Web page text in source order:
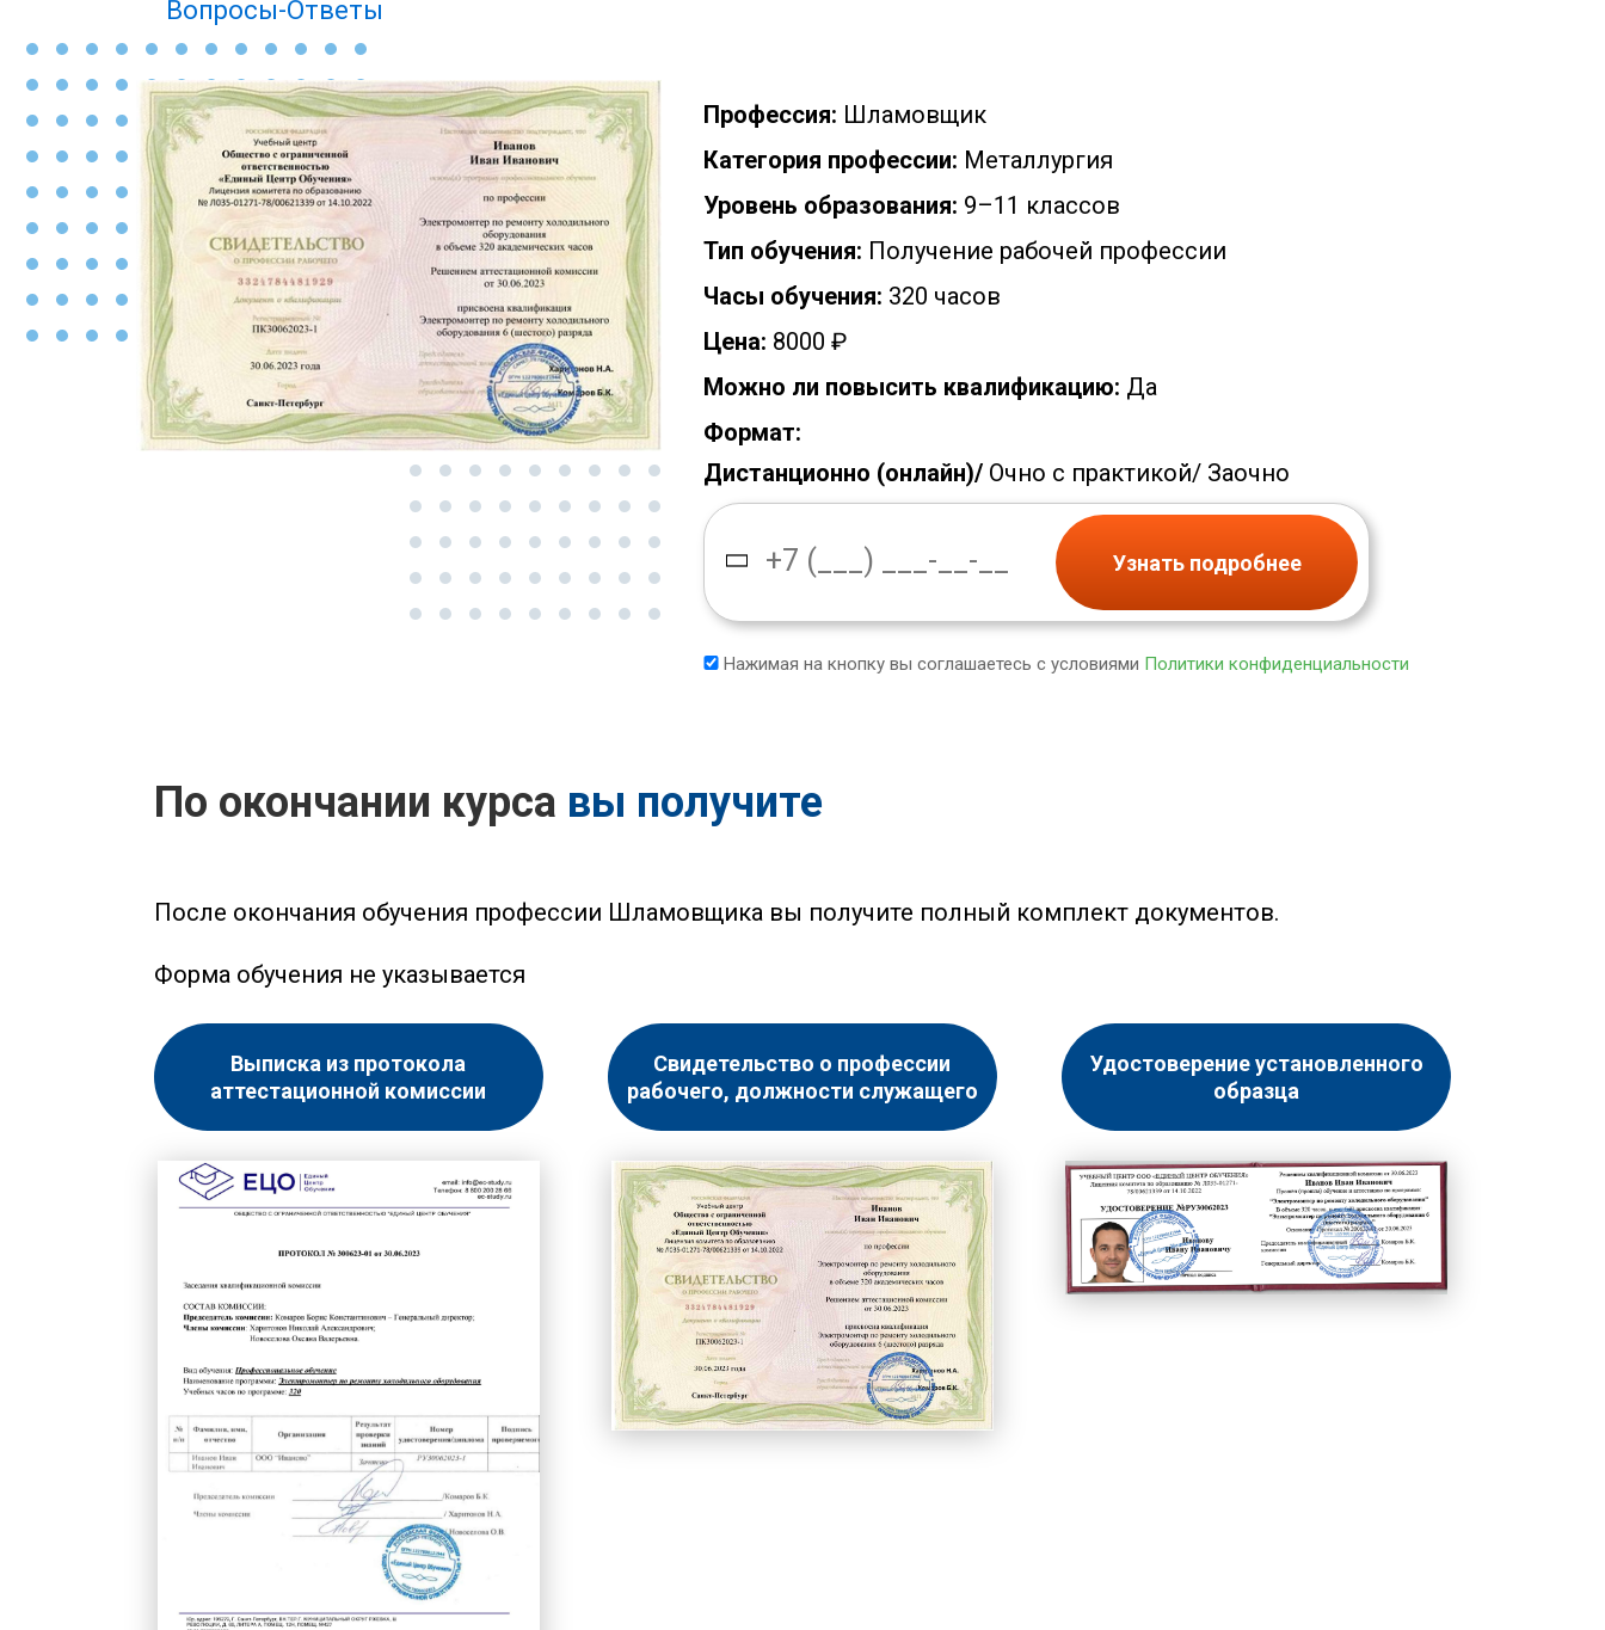
Вопросы-Ответы
Профессия: Шламовщик
Категория профессии: Металлургия
Уровень образования: 9–11 классов
Тип обучения: Получение рабочей профессии
Часы обучения: 320 часов
Цена: 8000 ₽
Можно ли повысить квалификацию: Да
Формат:
Дистанционно (онлайн)/ Очно с практикой/ Заочно
Узнать подробнее
Нажимая на кнопку вы соглашаетесь с условиями Политики конфиденциальности
По окончании курса вы получите
После окончания обучения профессии Шламовщика вы получите полный комплект документов.
Форма обучения не указывается
Выписка из протокола
аттестационной комиссии
Свидетельство о профессии
рабочего, должности служащего
Удостоверение установленного
образца